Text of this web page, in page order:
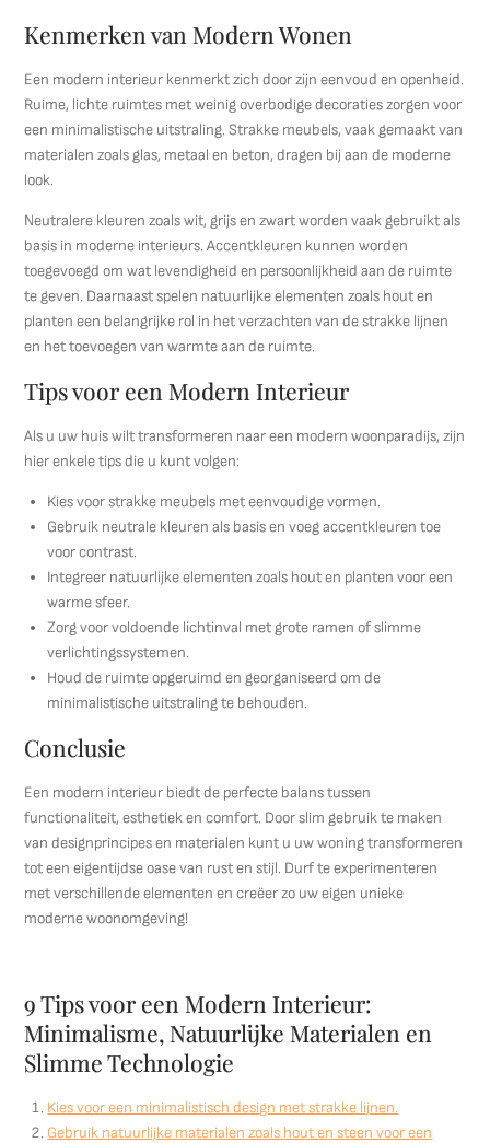
Kenmerken van Modern Wonen
Een modern interieur kenmerkt zich door zijn eenvoud en openheid.
Ruime, lichte ruimtes met weinig overbodige decoraties zorgen voor
een minimalistische uitstraling. Strakke meubels, vaak gemaakt van
materialen zoals glas, metaal en beton, dragen bij aan de moderne
look.
Neutralere kleuren zoals wit, grijs en zwart worden vaak gebruikt als
basis in moderne interieurs. Accentkleuren kunnen worden
toegevoegd om wat levendigheid en persoonlijkheid aan de ruimte
te geven. Daarnaast spelen natuurlijke elementen zoals hout en
planten een belangrijke rol in het verzachten van de strakke lijnen
en het toevoegen van warmte aan de ruimte.
Tips voor een Modern Interieur
Als u uw huis wilt transformeren naar een modern woonparadijs, zijn
hier enkele tips die u kunt volgen:
Kies voor strakke meubels met eenvoudige vormen.
Gebruik neutrale kleuren als basis en voeg accentkleuren toe
voor contrast.
Integreer natuurlijke elementen zoals hout en planten voor een
warme sfeer.
Zorg voor voldoende lichtinval met grote ramen of slimme
verlichtingssystemen.
Houd de ruimte opgeruimd en georganiseerd om de
minimalistische uitstraling te behouden.
Conclusie
Een modern interieur biedt de perfecte balans tussen
functionaliteit, esthetiek en comfort. Door slim gebruik te maken
van designprincipes en materialen kunt u uw woning transformeren
tot een eigentijdse oase van rust en stijl. Durf te experimenteren
met verschillende elementen en creëer zo uw eigen unieke
moderne woonomgeving!
9 Tips voor een Modern Interieur:
Minimalisme, Natuurlijke Materialen en
Slimme Technologie
Kies voor een minimalistisch design met strakke lijnen.
Gebruik natuurlijke materialen zoals hout en steen voor een